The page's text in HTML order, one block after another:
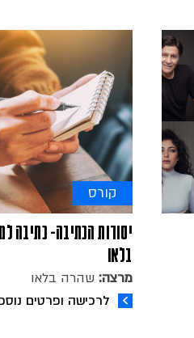
קורס
יסודות הכתיבה- כתיבה
בלאו
מרצה: שהרה בלאו
לרכישה ופרטים